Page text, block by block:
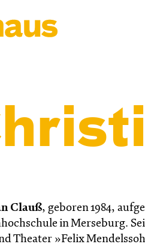
Clauß, geboren 1984,
in Merseburg.
Theater »Felix